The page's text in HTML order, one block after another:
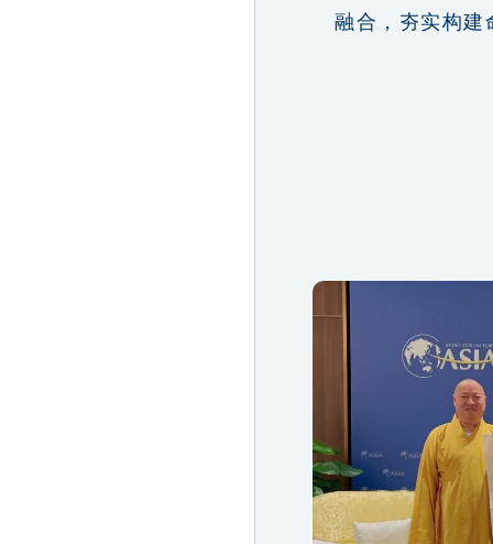
融合，夯实构建